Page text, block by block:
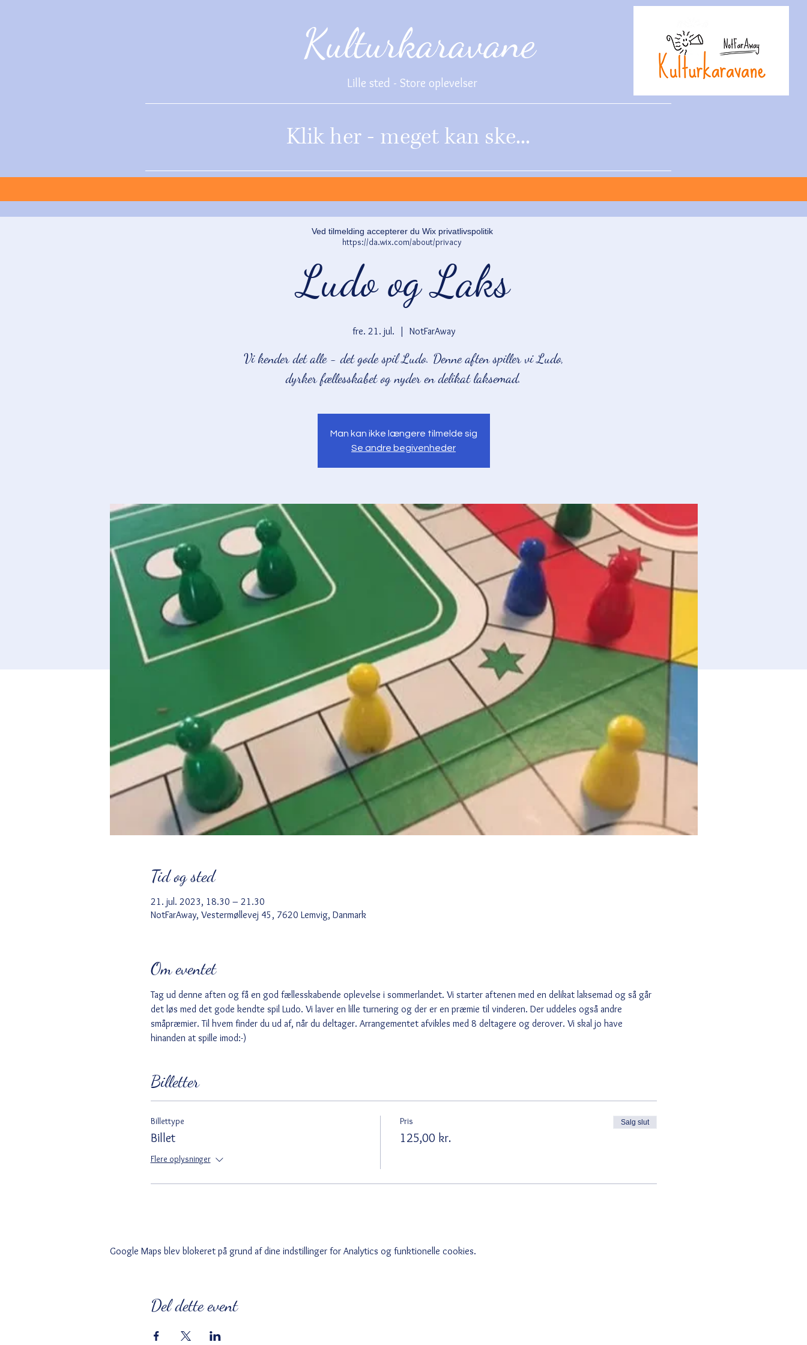
Kulturkaravane
Lille sted - Store oplevelser
Klik her - meget kan ske...
Ludo og Laks
fre. 21. jul.
  |
NotFarAway
Vi kender det alle - det gode spil Ludo. Denne aften spiller vi Ludo,
dyrker fællesskabet og nyder en delikat laksemad.
Man kan ikke længere tilmelde sig
Se andre begivenheder
Tid og sted
21. jul. 2023, 18.30 – 21.30
NotFarAway, Vestermøllevej 45, 7620 Lemvig, Danmark
Om eventet
Tag ud denne aften og få en god fællesskabende oplevelse i sommerlandet. Vi starter aftenen med en delikat laksemad og så går
det løs med det gode kendte spil Ludo. Vi laver en lille turnering og der er en præmie til vinderen. Der uddeles også andre
småpræmier. Til hvem finder du ud af, når du deltager. Arrangementet afvikles med 8 deltagere og derover. Vi skal jo have
hinanden at spille imod:-)
Billetter
Billettype
Billet
Flere oplysninger
Pris
125,00 kr.
Salg slut
Google Maps blev blokeret på grund af dine indstillinger for Analytics og funktionelle cookies.
Del dette event
Ved tilmelding accepterer du Wix privatlivspolitik
https://da.wix.com/about/privacy